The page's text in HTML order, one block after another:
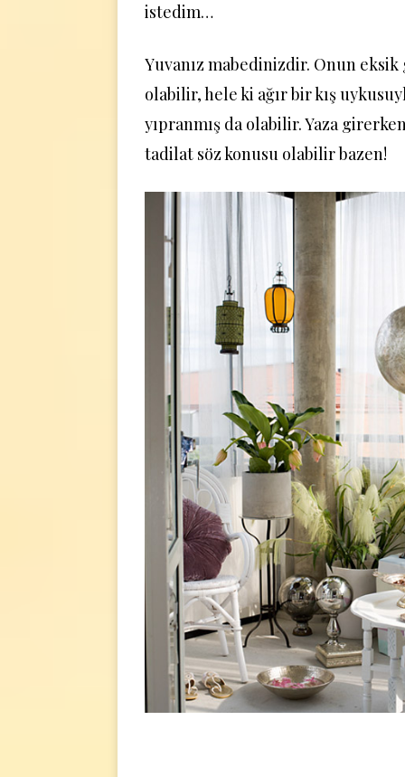
istedim…
Yuvanız mabedinizdir. Onun
olabilir, hele ki ağır bir kış
yıpranmış da olabilir. Yaza
tadilat söz konusu olabilir bazen!